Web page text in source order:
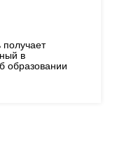
в
образовании